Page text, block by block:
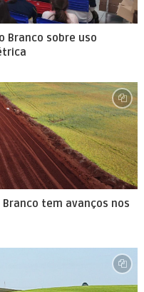
Branco sobre uso
tem avanços nos